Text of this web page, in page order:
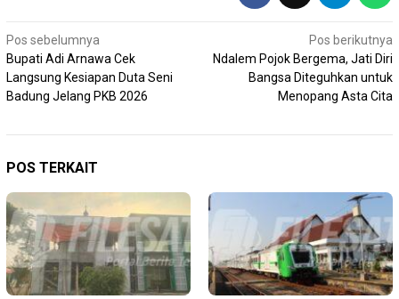
Navigasi
pos
Pos sebelumnya
Bupati Adi Arnawa Cek
Langsung Kesiapan Duta Seni
Badung Jelang PKB 2026
Pos berikutnya
Ndalem Pojok Bergema, Jati Diri
Bangsa Diteguhkan untuk
Menopang Asta Cita
POS TERKAIT